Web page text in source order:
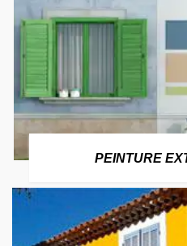
PEINTURE